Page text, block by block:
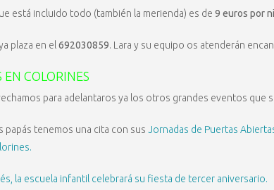
está incluido todo (también la merienda) es de 9 euros por
plaza en el 692030859. Lara y su equipo os atenderán
COLORINES
para adelantaros ya los otros grandes eventos que
papás tenemos una cita con sus Jornadas de Puertas
la escuela infantil celebrará su fiesta de tercer aniversario.